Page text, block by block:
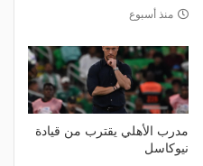
منذ أسبوع
مدرب الأهلي يقترب من قيادة
نيوكاسل